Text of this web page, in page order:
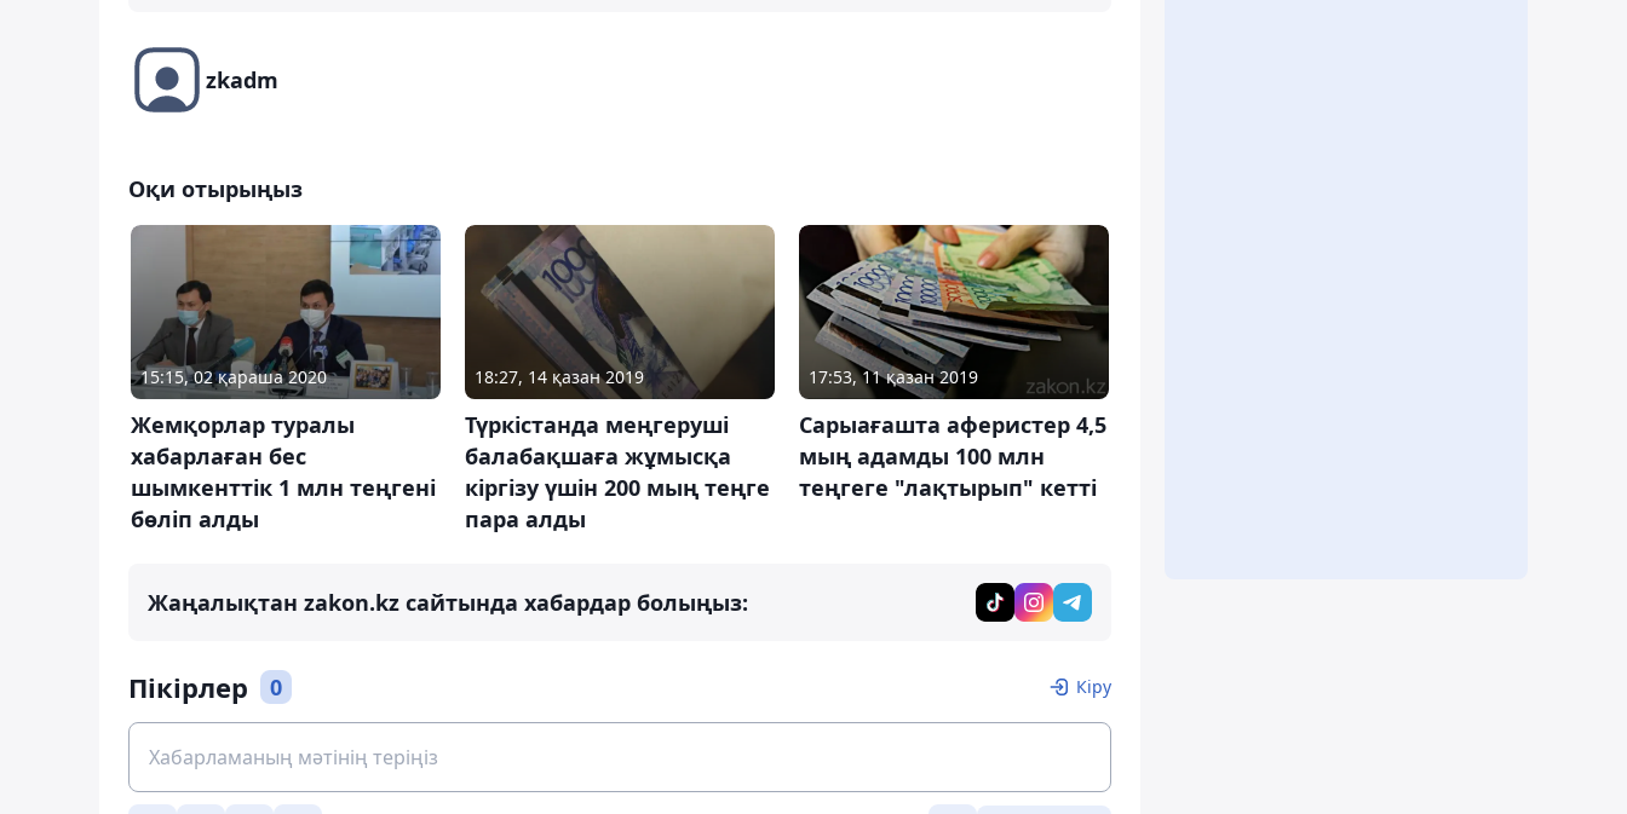
zkadm
Оқи отырыңыз
15:15, 02 қараша 2020
Жемқорлар туралы
хабарлаған бес
шымкенттік 1 млн теңгені
бөліп алды
18:27, 14 қазан 2019
Түркістанда меңгеруші
балабақшаға жұмысқа
кіргізу үшін 200 мың теңге
пара алды
17:53, 11 қазан 2019
Сарыағашта аферистер 4,5
мың адамды 100 млн
теңгеге "лақтырып" кетті
Жаңалықтан zakon.kz сайтында хабардар болыңыз:
Пікірлер 0 Кіру